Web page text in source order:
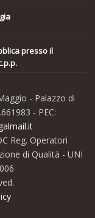
presso il
- Palazzo di
- PEC:
Reg. Operatori
di Qualità - UNI